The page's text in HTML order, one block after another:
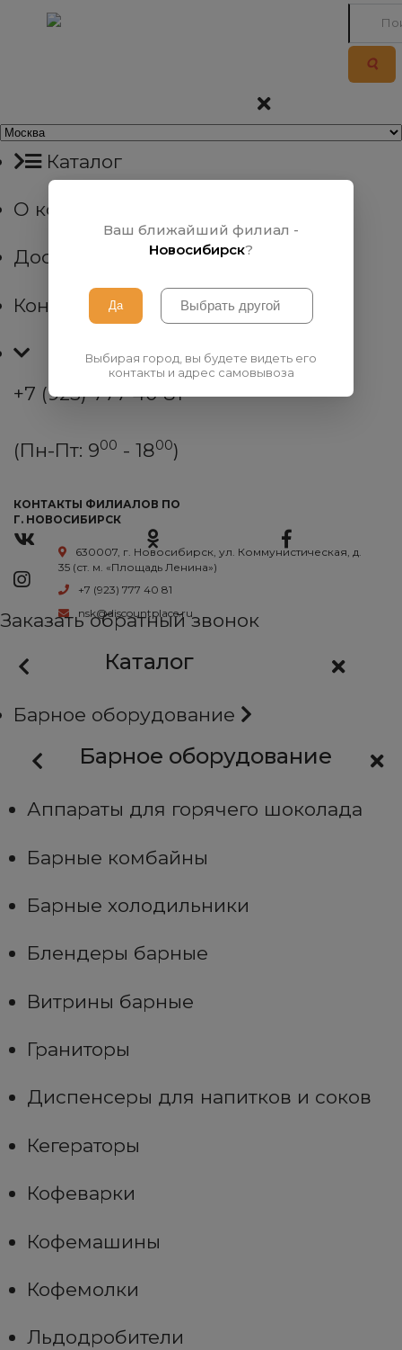
Каталог
О компании
Доставка
Контакты
+7 (923) 777 40 81
(Пн-Пт: 900 - 1800)
КОНТАКТЫ ФИЛИАЛОВ ПО
Г. НОВОСИБИРСК
630007, г. Новосибирск, ул. Коммунистическая, д.
35 (ст. м. «Площадь Ленина»)
+7 (923) 777 40 81
nsk@discountplace.ru
Заказать обратный звонок
Каталог
Барное оборудование
Барное оборудование
Аппараты для горячего шоколада
Барные комбайны
Барные холодильники
Блендеры барные
Витрины барные
Граниторы
Диспенсеры для напитков и соков
Кегераторы
Кофеварки
Кофемашины
Кофемолки
Льдодробители
Ваш ближайший филиал -
Новосибирск?
Выбирая город, вы будете видеть его
контакты и адрес самовывоза